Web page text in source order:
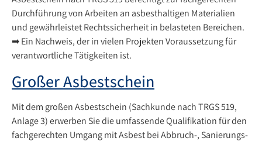
Durchführung von Arbeiten an asbesthaltigen Materialien
und gewährleistet Rechtssicherheit in belasteten Bereichen.
➡ Ein Nachweis, der in vielen Projekten Voraussetzung für
verantwortliche Tätigkeiten ist.
Großer Asbestschein
Mit dem großen Asbestschein (Sachkunde nach TRGS 519,
Anlage 3) erwerben Sie die umfassende Qualifikation für den
fachgerechten Umgang mit Asbest bei Abbruch-, Sanierungs-